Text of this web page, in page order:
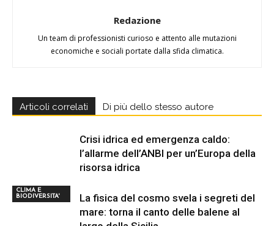
Redazione
Un team di professionisti curioso e attento alle mutazioni
economiche e sociali portate dalla sfida climatica.
Articoli correlati Di più dello stesso autore
CLIMA E
BIODIVERSITA'
Crisi idrica ed emergenza caldo:
l’allarme dell’ANBI per un’Europa della
risorsa idrica
La fisica del cosmo svela i segreti del
mare: torna il canto delle balene al